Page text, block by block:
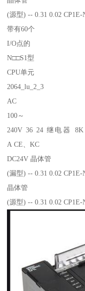
(源型) -- 0.31 0.02 CP1E-
带有60个
I/O点的
N□□S1型
CPU单元
2064_lu_2_3
AC
100～
240V 36 24 继电器 8K
A CE、KC
DC24V 晶体管
(漏型) -- 0.31 0.02 CP1E-
晶体管
(源型) -- 0.31 0.02 CP1E-